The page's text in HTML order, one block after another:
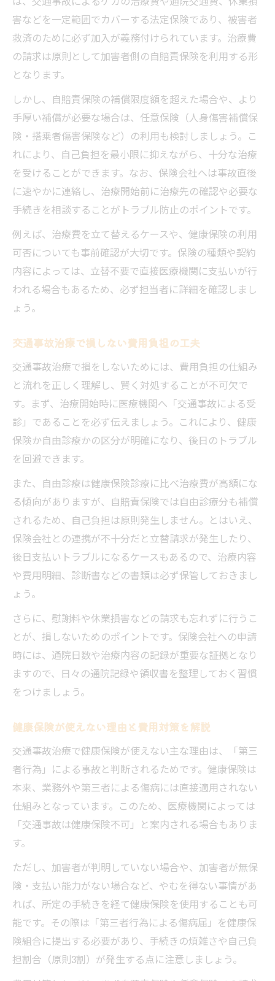
交通事故治療における整形外科と病院の役
割
交通事故治療で知っておきたい通院記録の
残し方
健康保険が使えない理由をやさしく解明
交通事故治療で健康保険が使えない背景解
説
交通事故治療時の健康保険デメリットを知
る
交通事故治療における第三者行為届出の必
要性
交通事故治療と医療保険の適用外となる理
由
交通事故治療費の全額負担リスクと対策
自由診療と健康保険の違いに注目してみよう
交通事故治療と健康保険の費用差に注意し
よう
交通事故治療費が高額化する自由診療の仕
組み
交通事故治療で自由診療が選ばれる理由を
知る
医療費が高額になる背景と損しない対策
交通事故治療で医療費が高額化する理由と
は
交通事故治療費200パーセントの仕組みを解
説
交通事故治療で損をしない保険請求のコツ
交通事故治療費と慰謝料に関する実務知識
治療費立替時の注意点と実務ポイント
交通事故治療で立替負担にならないための
交通事故治療費立替ができないケースの対
策
交通事故治療費の立替時に必要な証拠保全
とは
交通事故治療で保険会社との交渉ポイント
交通事故治療費の請求トラブル回避法を解
害などを一定範囲でカバーする法定保険であり、被害者
救済のために必ず加入が義務付けられています。治療費
の請求は原則として加害者側の自賠責保険を利用する形
となります。
しかし、自賠責保険の補償限度額を超えた場合や、より
手厚い補償が必要な場合は、任意保険（人身傷害補償保
険・搭乗者傷害保険など）の利用も検討しましょう。こ
れにより、自己負担を最小限に抑えながら、十分な治療
を受けることができます。なお、保険会社へは事故直後
に速やかに連絡し、治療開始前に治療先の確認や必要な
手続きを相談することがトラブル防止のポイントです。
例えば、治療費を立て替えるケースや、健康保険の利用
可否についても事前確認が大切です。保険の種類や契約
内容によっては、立替不要で直接医療機関に支払いが行
われる場合もあるため、必ず担当者に詳細を確認しまし
ょう。
交通事故治療で損しない費用負担の工夫
交通事故治療で損をしないためには、費用負担の仕組み
と流れを正しく理解し、賢く対処することが不可欠で
す。まず、治療開始時に医療機関へ「交通事故による受
診」であることを必ず伝えましょう。これにより、健康
保険か自由診療かの区分が明確になり、後日のトラブル
を回避できます。
また、自由診療は健康保険診療に比べ治療費が高額にな
る傾向がありますが、自賠責保険では自由診療分も補償
されるため、自己負担は原則発生しません。とはいえ、
保険会社との連携が不十分だと立替請求が発生したり、
後日支払いトラブルになるケースもあるので、治療内容
や費用明細、診断書などの書類は必ず保管しておきまし
ょう。
さらに、慰謝料や休業損害などの請求も忘れずに行うこ
とが、損しないためのポイントです。保険会社への申請
時には、通院日数や治療内容の記録が重要な証拠となり
ますので、日々の通院記録や領収書を整理しておく習慣
をつけましょう。
健康保険が使えない理由と費用対策を解説
交通事故治療で健康保険が使えない主な理由は、「第三
者行為」による事故と判断されるためです。健康保険は
本来、業務外や第三者による傷病には直接適用されない
仕組みとなっています。このため、医療機関によっては
「交通事故は健康保険不可」と案内される場合もありま
す。
ただし、加害者が判明していない場合や、加害者が無保
険・支払い能力がない場合など、やむを得ない事情があ
れば、所定の手続きを経て健康保険を使用することも可
能です。その際は「第三者行為による傷病届」を健康保
険組合に提出する必要があり、手続きの煩雑さや自己負
担割合（原則3割）が発生する点に注意しましょう。